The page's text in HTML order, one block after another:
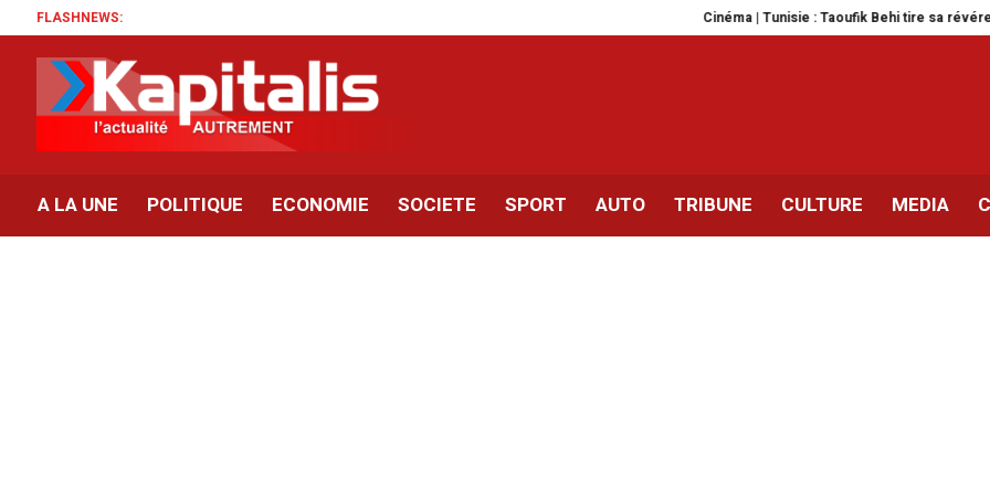
FLASHNEWS: Cinéma | Tunisie : Taoufik Behi tire sa révérence
A LA UNE POLITIQUE ECONOMIE SOCIETE SPORT AUTO TRIBUNE CULTURE MEDIA